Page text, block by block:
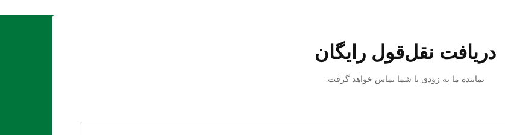
دریافت نقل‌قول رایگان
نماینده ما به زودی با شما تماس خواهد گرفت.